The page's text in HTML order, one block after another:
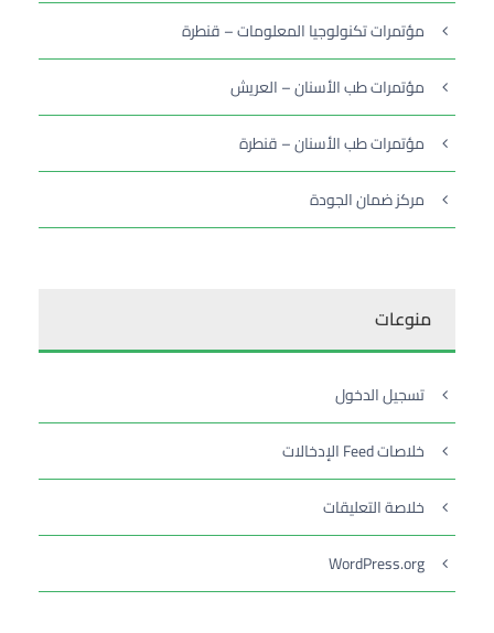
مؤتمرات تكنولوجيا المعلومات – قنطرة
مؤتمرات طب الأسنان – العريش
مؤتمرات طب الأسنان – قنطرة
مركز ضمان الجودة
منوعات
تسجيل الدخول
خلاصات Feed الإدخالات
خلاصة التعليقات
WordPress.org